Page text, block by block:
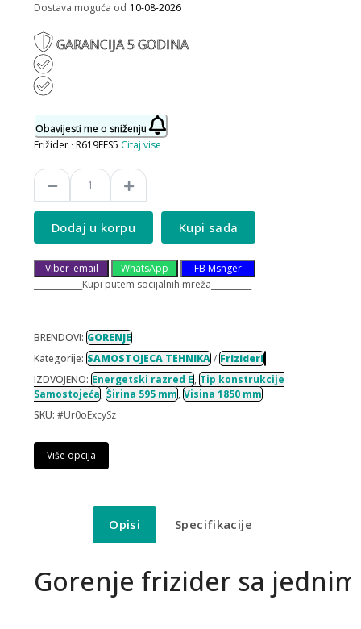
Dostava moguća od 10-08-2026
GARANCIJA 5 GODINA
Obavijesti me o sniženju
Frižider · R619EES5 Citaj vise
Dodaj u korpu Kupi sada
Viber_email WhatsApp
FB Msnger
____________Kupi putem socijalnih mreža__________
BRENDOVI: GORENJE
Kategorije: SAMOSTOJECA TEHNIKA / Frizideri
IZDVOJENO: Energetski razred E, Tip konstrukcije
Samostojeća, Širina 595 mm, Visina 1850 mm
SKU: #Ur0oExcySz
Više opcija
Opisi Specifikacije
Gorenje frizider sa